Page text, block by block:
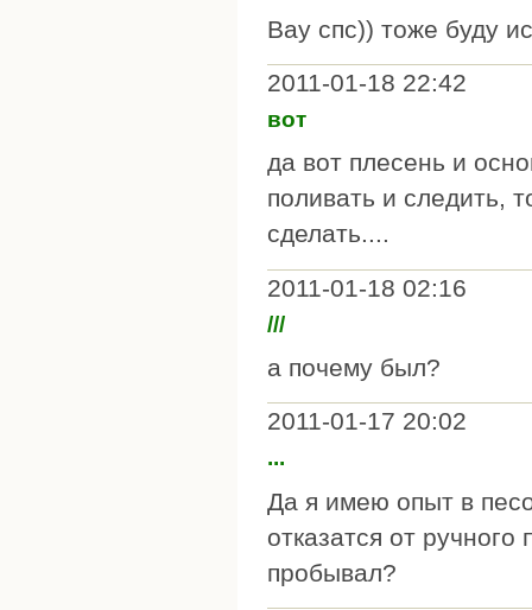
Вау спс)) тоже буду
2011-01-18 22:42
вот
да вот плесень и
поливать и следить,
сделать....
2011-01-18 02:16
///
а почему был?
2011-01-17 20:02
...
Да я имею опыт в
отказатся от
пробывал?